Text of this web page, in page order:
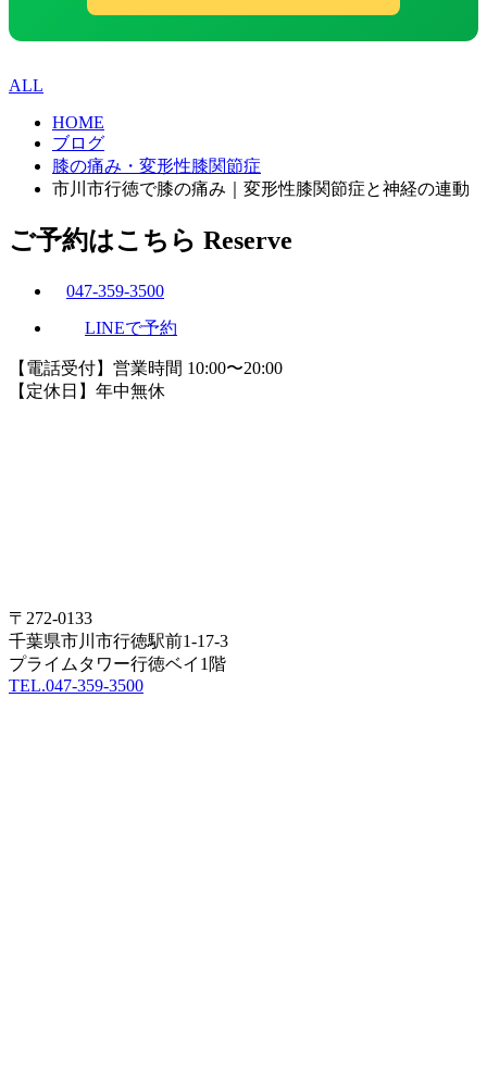
ALL
HOME
ブログ
膝の痛み・変形性膝関節症
市川市行徳で膝の痛み｜変形性膝関節症と神経の連動
ご予約はこちら Reserve
047-359-3500
LINEで予約
【電話受付】営業時間 10:00〜20:00
【定休日】年中無休
〒272-0133
千葉県市川市行徳駅前1-17-3
プライムタワー行徳ベイ1階
TEL.047-359-3500